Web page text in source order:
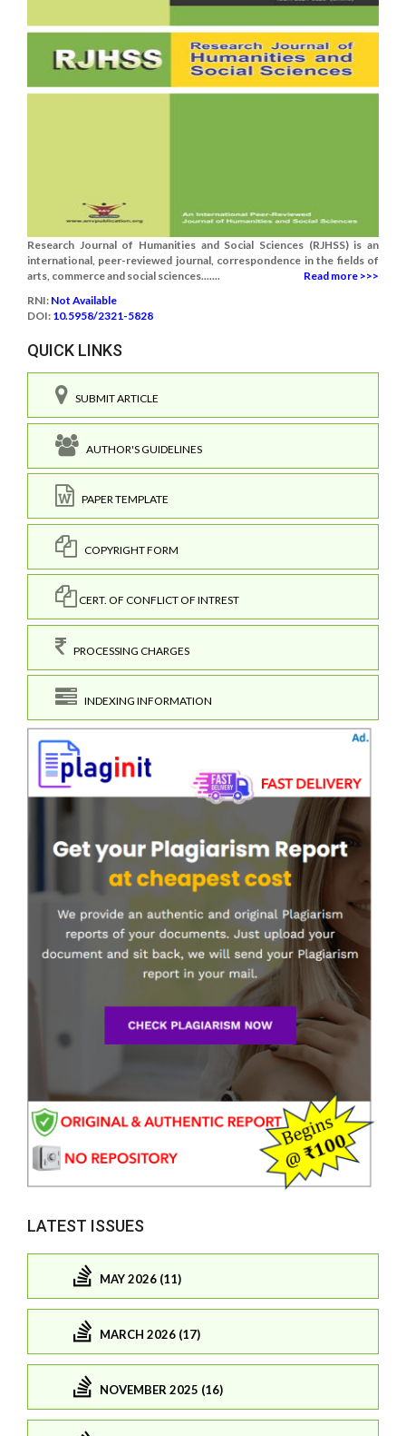
Research Journal of Humanities and Social Sciences (RJHSS) is an
international, peer-reviewed journal, correspondence in the fields of
arts, commerce and social sciences.......
Read more >>>
RNI: Not Available
DOI: 10.5958/2321-5828
QUICK LINKS
SUBMIT ARTICLE
AUTHOR'S GUIDELINES
PAPER TEMPLATE
COPYRIGHT FORM
CERT. OF CONFLICT OF INTREST
PROCESSING CHARGES
INDEXING INFORMATION
LATEST ISSUES
MAY 2026 (11)
MARCH 2026 (17)
NOVEMBER 2025 (16)